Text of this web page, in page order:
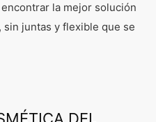
la mejor solución
juntas y flexible que se